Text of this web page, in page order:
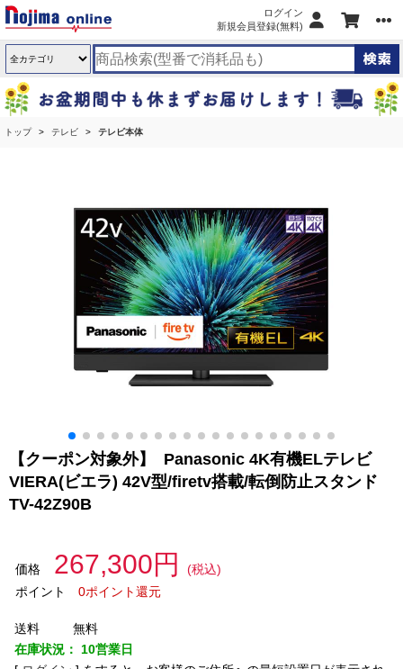
ログイン
新規会員登録(無料)
トップ テレビ テレビ本体
【クーポン対象外】 Panasonic 4K有機ELテレビ
VIERA(ビエラ) 42V型/firetv搭載/転倒防止スタンド
TV-42Z90B
価格 267,300円
(税込)
ポイント
0ポイント還元
送料
無料
在庫状況： 10営業日